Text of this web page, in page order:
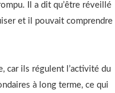
Il a dit qu’être réveillé
et il pouvait comprendre
car ils régulent l’activité du
à long terme, ce qui